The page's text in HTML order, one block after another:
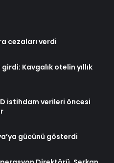
cezaları verdi
Kavgalık otelin yıllık
istihdam verileri öncesi
gücünü gösterdi